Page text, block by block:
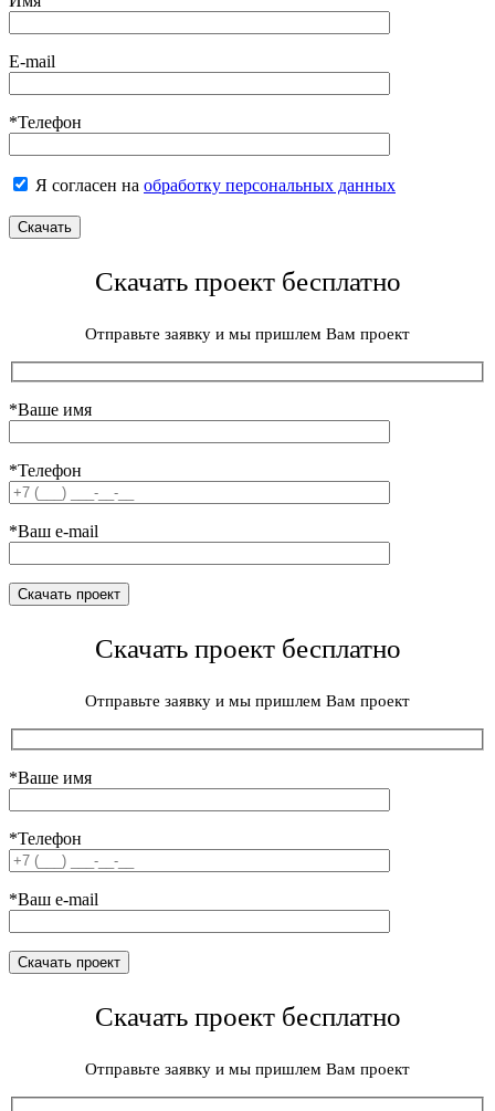
E-mail
*Телефон
Я согласен на обработку персональных данных
Скачать проект бесплатно
Отправьте заявку и мы пришлем Вам проект
*Ваше имя
*Телефон
*Ваш e-mail
Скачать проект бесплатно
Отправьте заявку и мы пришлем Вам проект
*Ваше имя
*Телефон
*Ваш e-mail
Скачать проект бесплатно
Отправьте заявку и мы пришлем Вам проект